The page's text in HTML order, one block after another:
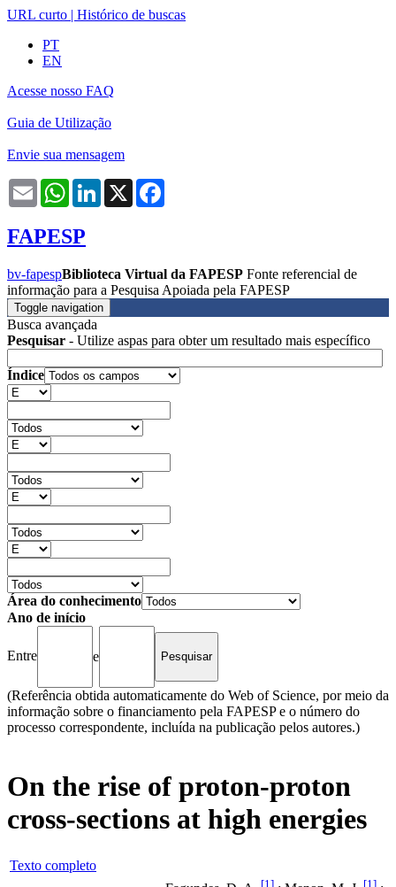
URL curto | Histórico de buscas
PT
EN
Acesse nosso FAQ
Guia de Utilização
Envie sua mensagem
Email WhatsAppLinkedIn
X
FAPESP
bv-fapespBiblioteca Virtual da FAPESP Fonte referencial de
informação para a Pesquisa Apoiada pela FAPESP
Toggle navigation
Busca avançada
Pesquisar - Utilize aspas para obter um resultado mais específico
Índice
Área do conhecimento
Ano de início
Entre e
(Referência obtida automaticamente do Web of Science, por meio da
informação sobre o financiamento pela FAPESP e o número do
processo correspondente, incluída na publicação pelos autores.)
On the rise of proton-proton
cross-sections at high energies
Texto completo
[1] [1]